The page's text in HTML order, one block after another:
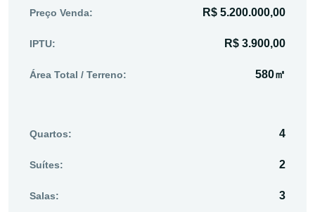
Preço Venda: R$ 5.200.000,00
IPTU: R$ 3.900,00
Área Total / Terreno: 580㎡
Quartos: 4
Suítes: 2
Salas: 3